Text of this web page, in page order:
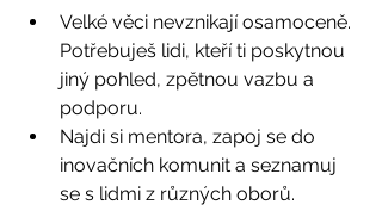
Velké věci nevznikají osamoceně.
Potřebuješ lidi, kteří ti poskytnou
jiný pohled, zpětnou vazbu a
podporu.
Najdi si mentora, zapoj se do
inovačních komunit a seznamuj
se s lidmi z různých oborů.